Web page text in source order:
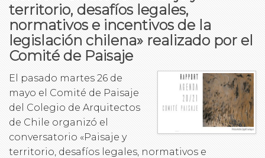
Medios
Contacto
Buscar:
territorio, desafíos legales,
normativos e incentivos de la
legislación chilena» realizado por el
Comité de Paisaje
El pasado martes 26 de
mayo el Comité de Paisaje
del Colegio de Arquitectos
de Chile organizó el
conversatorio «Paisaje y
territorio, desafíos legales, normativos e